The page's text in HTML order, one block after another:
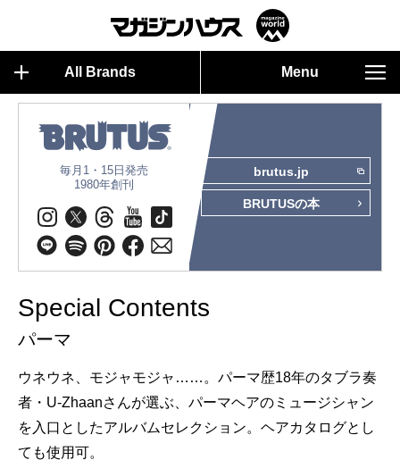
All Brands Menu
毎月1・15日発売
1980年創刊
brutus.jp
BRUTUSの本
Special Contents
パーマ
ウネウネ、モジャモジャ……。パーマ歴18年のタブラ奏
者・U-Zhaanさんが選ぶ、パーマヘアのミュージシャン
を入口としたアルバムセレクション。ヘアカタログとし
ても使用可。